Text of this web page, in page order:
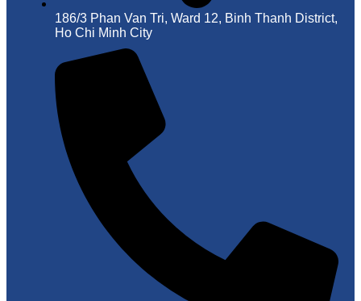
186/3 Phan Van Tri, Ward 12, Binh Thanh District,
Ho Chi Minh City